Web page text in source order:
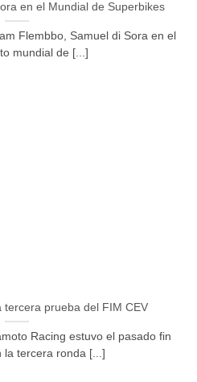
en el Mundial de Superbikes
Flembbo, Samuel di Sora en el
mundial de [...]
tercera prueba del FIM CEV
Racing estuvo el pasado fin
la tercera ronda [...]